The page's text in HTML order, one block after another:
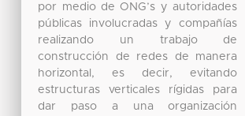
por medio de ONG’s y autoridades
públicas involucradas y compañías
realizando un trabajo de
construcción de redes de manera
horizontal, es decir, evitando
estructuras verticales rígidas para
dar paso a una organización